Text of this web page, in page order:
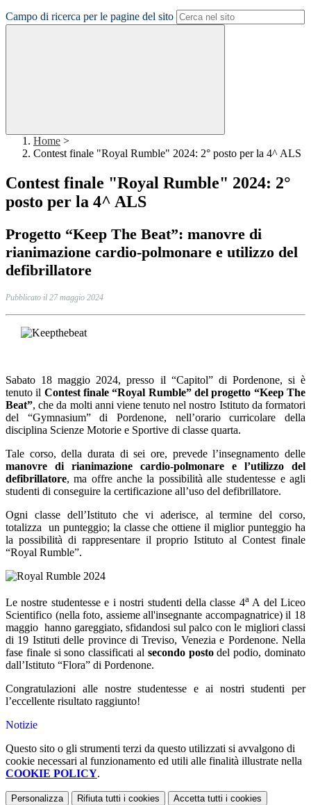
Campo di ricerca per le pagine del sito
Home >
Contest finale "Royal Rumble" 2024: 2° posto per la 4^ ALS
Contest finale "Royal Rumble" 2024: 2°
posto per la 4^ ALS
Progetto “Keep The Beat”: manovre di
rianimazione cardio-polmonare e utilizzo del
defibrillatore
Pubblicato il 27 maggio 2024
Sabato 18 maggio 2024, presso il “Capitol” di Pordenone, si è
tenuto il Contest finale “Royal Rumble” del progetto “Keep The
Beat”, che da molti anni viene tenuto nel nostro Istituto da formatori
del “Gymnasium” di Pordenone, nell’orario curricolare della
disciplina Scienze Motorie e Sportive di classe quarta.
Tale corso, della durata di sei ore, prevede l’insegnamento delle
manovre di rianimazione cardio-polmonare e l’utilizzo del
defibrillatore, ma offre anche la possibilità alle studentesse e agli
studenti di conseguire la certificazione all’uso del defibrillatore.
Ogni classe dell’Istituto che vi aderisce, al termine del corso,
totalizza un punteggio; la classe che ottiene il miglior punteggio ha
la possibilità di rappresentare il proprio Istituto al Contest finale
“Royal Rumble”.
Le nostre studentesse e i nostri studenti della classe 4aA del Liceo
Scientifico (nella foto, assieme all'insegnante accompagnatrice) il 18
maggio hanno gareggiato, sfidandosi sul palco con le migliori classi
di 19 Istituti delle province di Treviso, Venezia e Pordenone. Nella
fase finale si sono classificati al secondo postodel podio, dominato
dall’Istituto “Flora” di Pordenone.
Congratulazioni alle nostre studentesse e ai nostri studenti per
l’eccellente risultato raggiunto!
Notizie
Questo sito o gli strumenti terzi da questo utilizzati si avvalgono di
cookie necessari al funzionamento ed utili alle finalità illustrate nella
COOKIE POLICY.
Personalizza Rifiuta tutti i cookies Accetta tutti i cookies